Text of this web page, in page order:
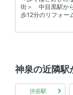
街＞ 中目黒駅か
歩12分のリフォー
神泉の近隣駅
渋谷駅